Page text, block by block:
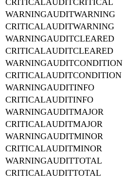
WARNINGAUDITWARNING
CRITICALAUDITWARNING
WARNINGAUDITCLEARED
CRITICALAUDITCLEARED
WARNINGAUDITCONDITION
CRITICALAUDITCONDITION
WARNINGAUDITINFO
CRITICALAUDITINFO
WARNINGAUDITMAJOR
CRITICALAUDITMAJOR
WARNINGAUDITMINOR
CRITICALAUDITMINOR
WARNINGAUDITTOTAL
CRITICALAUDITTOTAL